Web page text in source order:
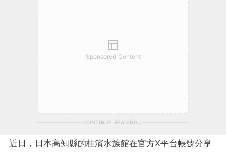
Sponsored Content
CONTINUE READING
近日，日本高知縣的桂濱水族館在官方X平台帳號分享